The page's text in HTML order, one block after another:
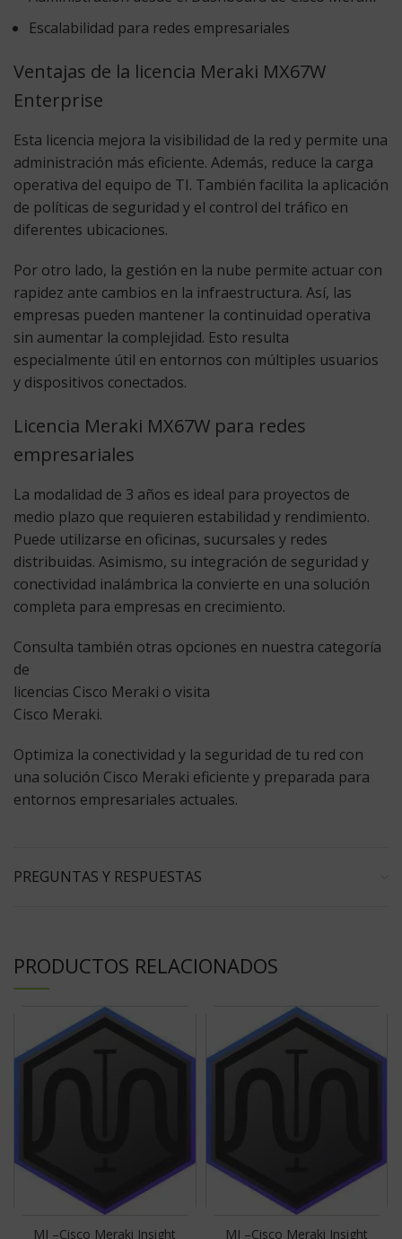
Escalabilidad para redes empresariales
Ventajas de la licencia Meraki MX67W
Enterprise
Esta licencia mejora la visibilidad de la red y permite una
administración más eficiente. Además, reduce la carga
operativa del equipo de TI. También facilita la aplicación
de políticas de seguridad y el control del tráfico en
diferentes ubicaciones.
Por otro lado, la gestión en la nube permite actuar con
rapidez ante cambios en la infraestructura. Así, las
empresas pueden mantener la continuidad operativa
sin aumentar la complejidad. Esto resulta
especialmente útil en entornos con múltiples usuarios
y dispositivos conectados.
Licencia Meraki MX67W para redes
empresariales
La modalidad de 3 años es ideal para proyectos de
medio plazo que requieren estabilidad y rendimiento.
Puede utilizarse en oficinas, sucursales y redes
distribuidas. Asimismo, su integración de seguridad y
conectividad inalámbrica la convierte en una solución
completa para empresas en crecimiento.
Consulta también otras opciones en nuestra categoría
de
licencias Cisco Meraki o visita
Cisco Meraki.
Optimiza la conectividad y la seguridad de tu red con
una solución Cisco Meraki eficiente y preparada para
entornos empresariales actuales.
PREGUNTAS Y RESPUESTAS
PRODUCTOS RELACIONADOS
MI –Cisco Meraki Insight
MI –Cisco Meraki Insight